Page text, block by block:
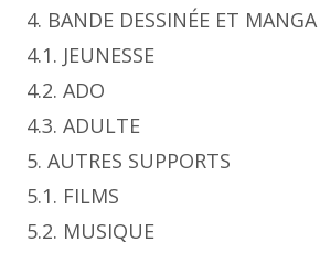
4. BANDE DESSINÉE ET MANGA
4.1. JEUNESSE
4.2. ADO
4.3. ADULTE
5. AUTRES SUPPORTS
5.1. FILMS
5.2. MUSIQUE